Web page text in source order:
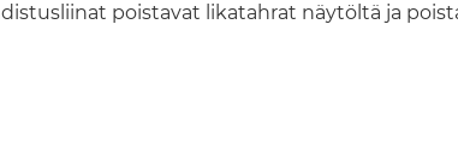
poistavat likatahrat näytöltä ja